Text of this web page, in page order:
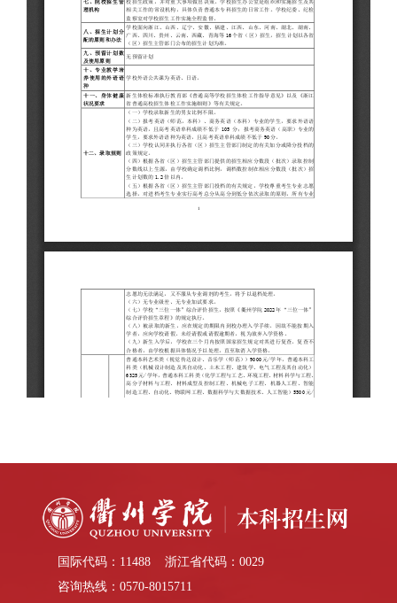
国际代码：11488 浙江省代码：0029
咨询热线：0570-8015711